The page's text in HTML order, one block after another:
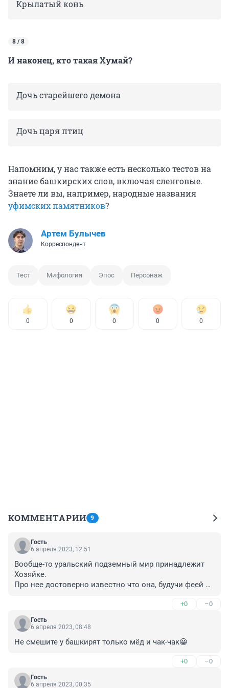
Крылатый конь
8 / 8
И наконец, кто такая Хумай?
Дочь старейшего демона
Дочь царя птиц
Напомним, у нас также есть несколько тестов на
знание башкирских слов, включая сленговые.
Знаете ли вы, например, народные названия
уфимских памятников?
Артем Булычев
Корреспондент
Тест Мифология Эпос Персонаж
0 0 0 0 0
КОММЕНТАРИИ 9
Гость
6 апреля 2023, 12:51
Вообще-то уральский подземный мир принадлежит
Хозяйке.
Про нее достоверно известно что она, будучи феей
людям особого интереса так как ее могущество не
зависит от количества людских душ. (Именно этим
она и отличается от всякого рода богов могущество
находящихся в их распоряжении: много душ - бог
Поэтому похороненные в ее владениях могут
+0 –0
Гость
6 апреля 2023, 08:48
Не смешите у башкирят только мёд и чак-чак😀
+0 –0
Гость
6 апреля 2023, 00:35